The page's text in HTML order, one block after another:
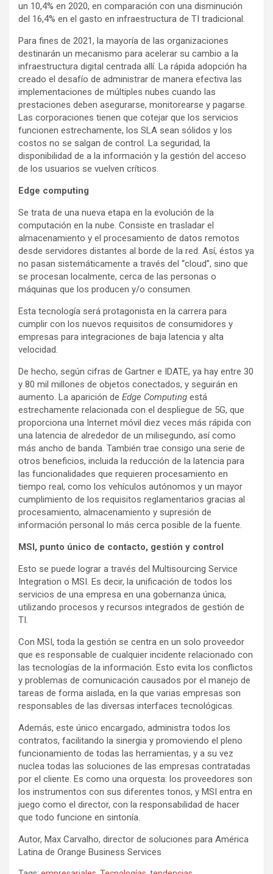
un 10,4% en 2020, en comparación con una disminución
del 16,4% en el gasto en infraestructura de TI tradicional.
Para fines de 2021, la mayoría de las organizaciones
destinarán un mecanismo para acelerar su cambio a la
infraestructura digital centrada allí. La rápida adopción ha
creado el desafío de administrar de manera efectiva las
implementaciones de múltiples nubes cuando las
prestaciones deben asegurarse, monitorearse y pagarse.
Las corporaciones tienen que cotejar que los servicios
funcionen estrechamente, los SLA sean sólidos y los
costos no se salgan de control. La seguridad, la
disponibilidad de a la información y la gestión del acceso
de los usuarios se vuelven críticos.
Edge computing
Se trata de una nueva etapa en la evolución de la
computación en la nube. Consiste en trasladar el
almacenamiento y el procesamiento de datos remotos
desde servidores distantes al borde de la red. Así, éstos ya
no pasan sistemáticamente a través del “cloud”, sino que
se procesan localmente, cerca de las personas o
máquinas que los producen y/o consumen.
Esta tecnología será protagonista en la carrera para
cumplir con los nuevos requisitos de consumidores y
empresas para integraciones de baja latencia y alta
velocidad.
De hecho, según cifras de Gartner e IDATE, ya hay entre 30
y 80 mil millones de objetos conectados, y seguirán en
aumento. La aparición de Edge Computing está
estrechamente relacionada con el despliegue de 5G, que
proporciona una Internet móvil diez veces más rápida con
una latencia de alrededor de un milisegundo, así como
más ancho de banda. También trae consigo una serie de
otros beneficios, incluida la reducción de la latencia para
las funcionalidades que requieren procesamiento en
tiempo real, como los vehículos autónomos y un mayor
cumplimiento de los requisitos reglamentarios gracias al
procesamiento, almacenamiento y supresión de
información personal lo más cerca posible de la fuente.
MSI, punto único de contacto, gestión y control
Esto se puede lograr a través del Multisourcing Service
Integration o MSI. Es decir, la unificación de todos los
servicios de una empresa en una gobernanza única,
utilizando procesos y recursos integrados de gestión de
TI.
Con MSI, toda la gestión se centra en un solo proveedor
que es responsable de cualquier incidente relacionado con
las tecnologías de la información. Esto evita los conflictos
y problemas de comunicación causados ​​por el manejo de
tareas de forma aislada, en la que varias empresas son
responsables de las diversas interfaces tecnológicas.
Además, este único encargado, administra todos los
contratos, facilitando la sinergia y promoviendo el pleno
funcionamiento de todas las herramientas, y a su vez
nuclea todas las soluciones de las empresas contratadas
por el cliente. Es como una orquesta: los proveedores son
los instrumentos con sus diferentes tonos, y MSI entra en
juego como el director, con la responsabilidad de hacer
que todo funcione en sintonía.
Autor, Max Carvalho, director de soluciones para América
Latina de Orange Business Services